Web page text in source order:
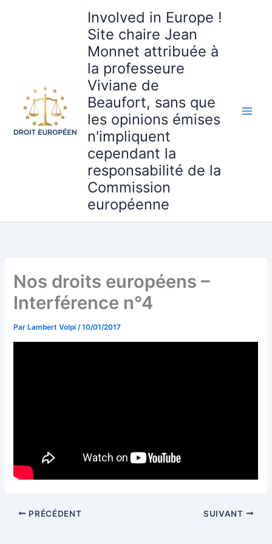
Involved in Europe !
Site chaire Jean
Monnet attribuée à
la professeure
Viviane de
Beaufort, sans que
les opinions émises
n'impliquent
cependant la
responsabilité de la
Commission
européenne
Nos droits européens –
Interférence n°4
Par Lambert Volpi/10/01/2017
PRÉCÉDENT SUIVANT